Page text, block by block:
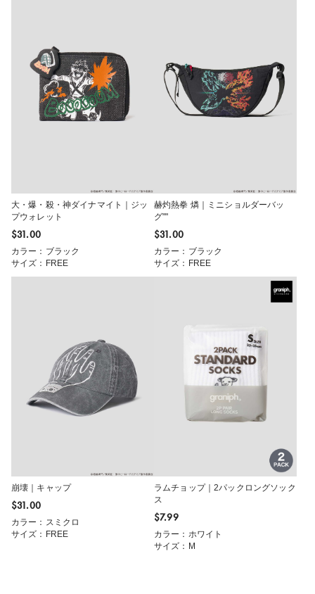
大・爆・殺・神ダイナマイト｜ジッ
プウォレット
$‌31.00
カラー：ブラック
サイズ：FREE
赫灼熱拳 燐｜ミニショルダーバッ
グ""
$‌31.00
カラー：ブラック
サイズ：FREE
崩壊｜キャップ
$‌31.00
カラー：スミクロ
サイズ：FREE
ラムチョップ｜2パックロングソック
ス
$‌7.99
カラー：ホワイト
サイズ：M